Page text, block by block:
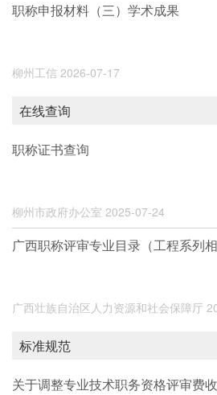
职称申报材料（三）学术成果
柳州工信 2026-07-17
在线查询
职称证书查询
柳州市政府办公室 2025-07-24
广西职称评审专业目录（工程系列相
广西壮族自治区人力资源和社会保障厅
标准规范
关于调整专业技术职务资格评审费